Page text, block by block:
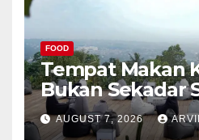
FOOD
Tempat Makan
Bukan Sekadar
AUGUST 7, 2026